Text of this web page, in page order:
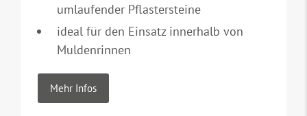
umlaufender Pflastersteine
ideal für den Einsatz innerhalb von
Muldenrinnen
Mehr Infos